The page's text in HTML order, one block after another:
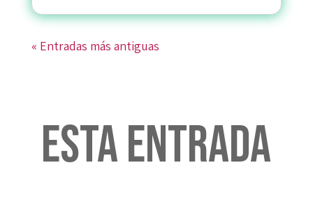
« Entradas más antiguas
Esta entrada